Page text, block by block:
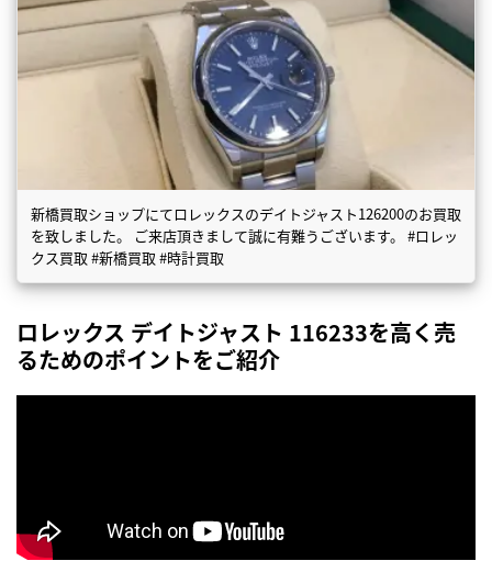
新橋買取ショップにてロレックスのデイトジャスト126200のお買取
を致しました。 ご来店頂きまして誠に有難うございます。 #ロレッ
クス買取 #新橋買取 #時計買取
ロレックス デイトジャスト 116233を高く売
るためのポイントをご紹介